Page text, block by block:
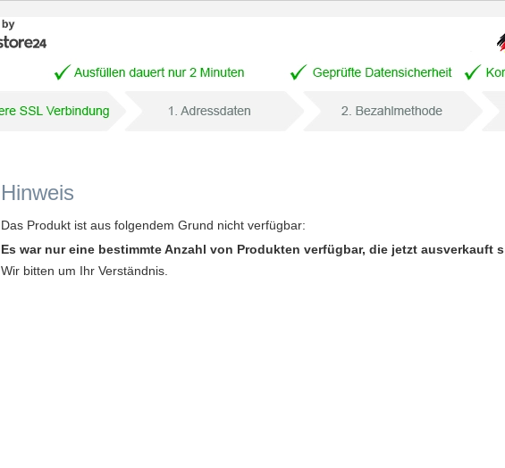
Hinweis
Das Produkt ist aus folgendem Grund nicht verfügbar:
Es war nur eine bestimmte Anzahl von Produkten verfügbar, die jetzt ausverkauft
Wir bitten um Ihr Verständnis.